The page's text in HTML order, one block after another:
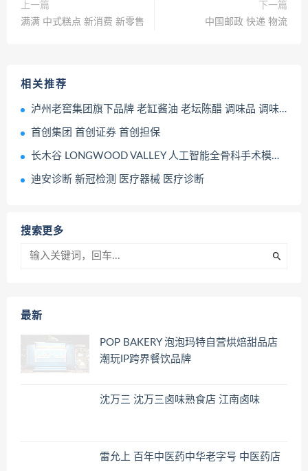
上一篇
满满 中式糕点 新消费 新零售
下一篇
中国邮政 快递 物流
相关推荐
泸州老窖集团旗下品牌 老缸酱油 老坛陈醋 调味品 调味料
首创集团 首创证券 首创担保
长木谷 LONGWOOD VALLEY 人工智能全骨科手术模拟系统
迪安诊断 新冠检测 医疗器械 医疗诊断
搜索更多
最新
POP BAKERY 泡泡玛特自营烘焙甜品店
潮玩IP跨界餐饮品牌
沈万三 沈万三卤味熟食店 江南卤味
雷允上 百年中医药中华老字号 中医药店